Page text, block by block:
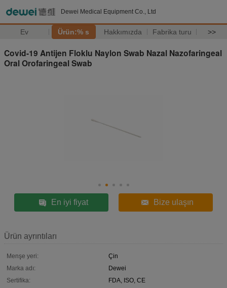
Dewei Medical Equipment Co., Ltd
Ev Ürün:% s Hakkımızda Fabrika turu >>
Covid-19 Antijen Floklu Naylon Swab Nazal Nazofaringeal
Oral Orofaringeal Swab
En iyi fiyat Bize ulaşın
Ürün ayrıntıları
Menşe yeri:
Çin
Marka adı:
Dewei
Sertifika:
FDA, ISO, CE